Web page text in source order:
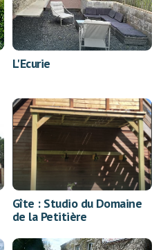
L'Ecurie
Gîte : Studio du Domaine
de la Petitière